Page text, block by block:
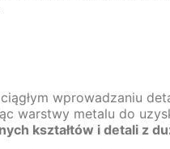
wprowadzaniu
warstwy metalu do
kształtów i detali z